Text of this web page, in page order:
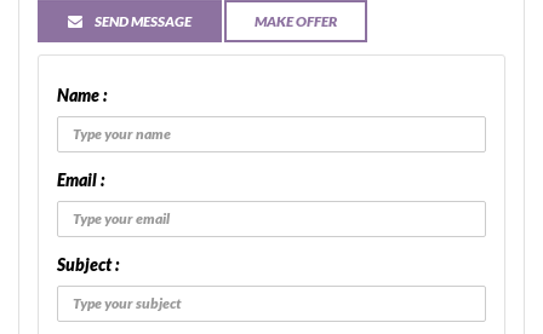
SEND MESSAGE MAKE OFFER
Name :
Email :
Subject :